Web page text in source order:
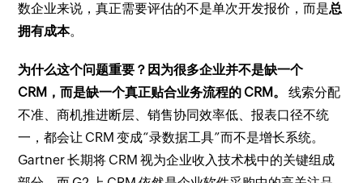
数企业来说，真正需要评估的不是单次开发报价，而是总
拥有成本。
为什么这个问题重要？因为很多企业并不是缺一个
CRM，而是缺一个真正贴合业务流程的 CRM。
线索分配
不准、商机推进断层、销售协同效率低、报表口径不统
一，都会让 CRM 变成“录数据工具”而不是增长系统。
Gartner 长期将 CRM 视为企业收入技术栈中的关键组成